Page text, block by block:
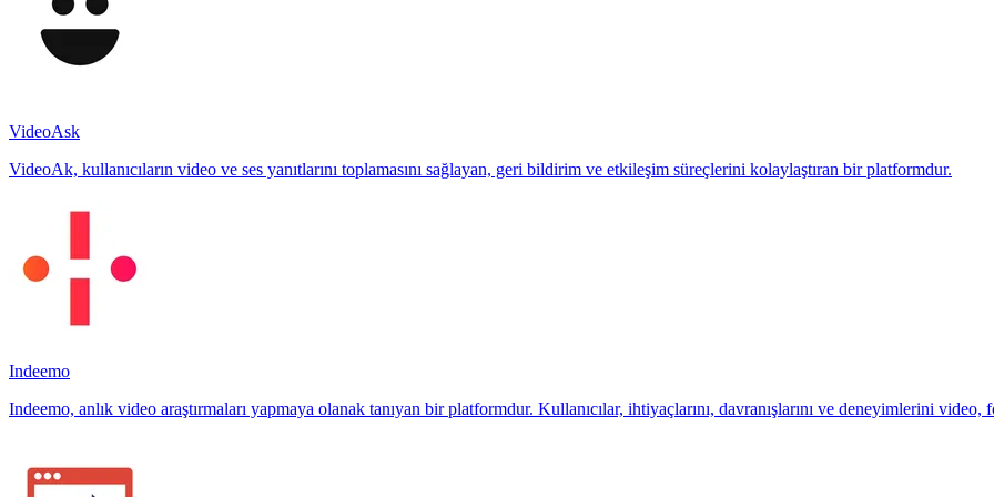
VideoAsk
VideoAk, kullanıcıların video ve ses yanıtlarını toplamasını sağlayan, geri bildirim ve etkileşim süreçlerini kolaylaştıran bir platformdur.
Indeemo
Indeemo, anlık video araştırmaları yapmaya olanak tanıyan bir platformdur. Kullanıcılar, ihtiyaçlarını, davranışlarını ve deneyimlerini video,